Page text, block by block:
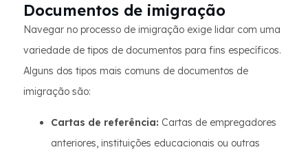
Documentos de imigração
Navegar no processo de imigração exige lidar com uma
variedade de tipos de documentos para fins específicos.
Alguns dos tipos mais comuns de documentos de
imigração são:
Cartas de referência: Cartas de empregadores
anteriores, instituições educacionais ou outras